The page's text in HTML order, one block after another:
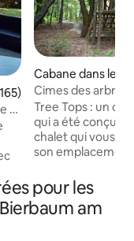
de 4,92 sur 5,
et
Cabane dans les
kovci
Cimes des arbres
Tree Tops : un
qui a été conçu
chalet qui vous
son
même les
Cette maison en
observatoire pour
pour les
am